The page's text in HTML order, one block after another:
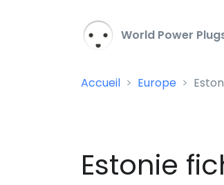
World Power
Accueil Europe
Estonie